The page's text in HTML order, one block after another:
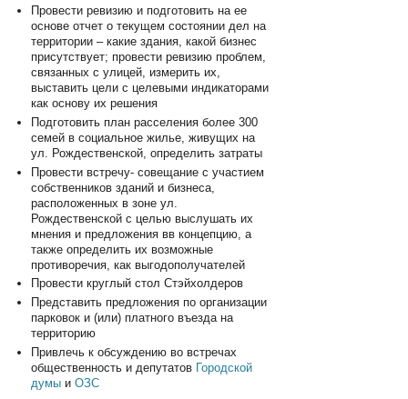
Провести ревизию и подготовить на ее
основе отчет о текущем состоянии дел на
территории – какие здания, какой бизнес
присутствует; провести ревизию проблем,
связанных с улицей, измерить их,
выставить цели с целевыми индикаторами
как основу их решения
Подготовить план расселения более 300
семей в социальное жилье, живущих на
ул. Рождественской, определить затраты
Провести встречу- совещание с участием
собственников зданий и бизнеса,
расположенных в зоне ул.
Рождественской с целью выслушать их
мнения и предложения вв концепцию, а
также определить их возможные
противоречия, как выгодополучателей
Провести круглый стол Стэйхолдеров
Представить предложения по организации
парковок и (или) платного въезда на
территорию
Привлечь к обсуждению во встречах
общественность и депутатов Городской
думыи ОЗС